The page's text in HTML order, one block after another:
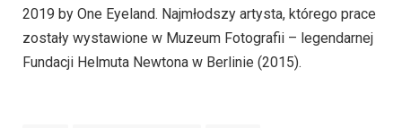
2019 by One Eyeland. Najmłodszy artysta, którego prace
zostały wystawione w Muzeum Fotografii – legendarnej
Fundacji Helmuta Newtona w Berlinie (2015).